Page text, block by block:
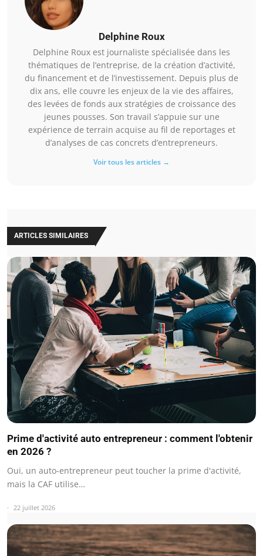
Delphine Roux
Delphine Roux est journaliste spécialisée dans les
thématiques de l’entreprise, de la création d’activité,
du financement et de l’investissement. Depuis plus de
dix ans, elle couvre les enjeux de la vie des affaires,
des levées de fonds aux stratégies de croissance des
jeunes pousses. Son travail s’appuie sur une
expérience de terrain acquise au fil de reportages et
d’analyses de cas concrets d’entrepreneurs.
Voir tous les articles →
ARTICLES SIMILAIRES
Prime d'activité auto entrepreneur : comment l'obtenir
en 2026 ?
Oui, un auto-entrepreneur peut toucher la prime d'activité,
mais la CAF utilise…
22 juillet 2026